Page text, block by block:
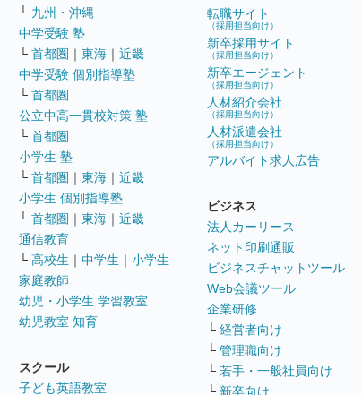
└ 九州・沖縄
中学受験 塾
└ 首都圏 ｜ 東海 ｜ 近畿
中学受験 個別指導塾
└ 首都圏
公立中高一貫校対策 塾
└ 首都圏
小学生 塾
└ 首都圏 ｜ 東海 ｜ 近畿
小学生 個別指導塾
└ 首都圏 ｜ 東海 ｜ 近畿
通信教育
└ 高校生 ｜ 中学生 ｜ 小学生
家庭教師
幼児・小学生 学習教室
幼児教室 知育
スクール
子ども英語教室
転職サイト
（採用担当向け）
新卒採用サイト
（採用担当向け）
新卒エージェント
（採用担当向け）
人材紹介会社
（採用担当向け）
人材派遣会社
（採用担当向け）
アルバイト求人広告
ビジネス
法人カーリース
ネット印刷通販
ビジネスチャットツール
Web会議ツール
企業研修
└ 経営者向け
└ 管理職向け
└ 若手・一般社員向け
└ 新卒向け